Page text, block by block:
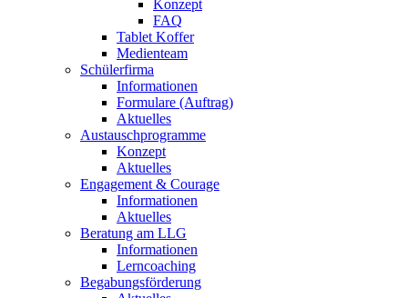
Konzept
FAQ
Tablet Koffer
Medienteam
Schülerfirma
Informationen
Formulare (Auftrag)
Aktuelles
Austauschprogramme
Konzept
Aktuelles
Engagement & Courage
Informationen
Aktuelles
Beratung am LLG
Informationen
Lerncoaching
Begabungsförderung